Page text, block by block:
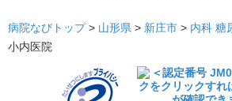
病院なびトップ > 山形県 > 新庄市 > 内科 糖
小内医院